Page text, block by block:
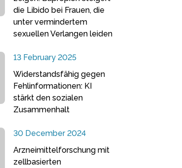
die Libido bei Frauen, die
unter vermindertem
sexuellen Verlangen leiden
13 February 2025
Widerstandsfähig gegen
Fehlinformationen: KI
stärkt den sozialen
Zusammenhalt
30 December 2024
Arzneimittelforschung mit
zellbasierten